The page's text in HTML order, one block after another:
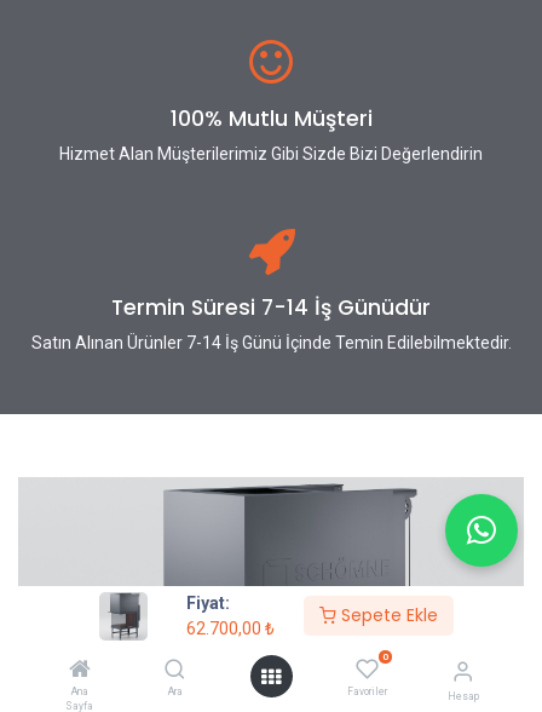
Fiyat:
62.700,00 ₺
Sepete Ekle
Ana
Sayfa
Ara
0
Favoriler Hesap
100% Mutlu Müşteri
Hizmet Alan Müşterilerimiz Gibi Sizde Bizi Değerlendirin
Termin Süresi 7-14 İş Günüdür
Satın Alınan Ürünler 7-14 İş Günü İçinde Temin Edilebilmektedir.